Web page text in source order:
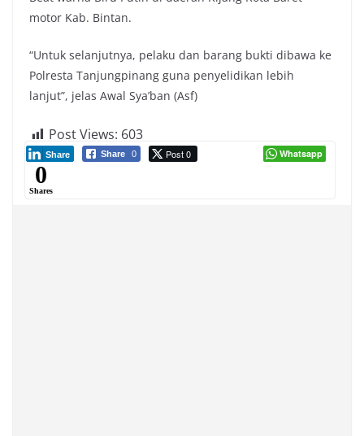
motor Kab. Bintan.
“Untuk selanjutnya, pelaku dan barang bukti dibawa ke
Polresta Tanjungpinang guna penyelidikan lebih
lanjut”, jelas Awal Sya’ban (Asf)
Post Views: 603
Share 0 Post 0
Share Whatsapp
0
Shares